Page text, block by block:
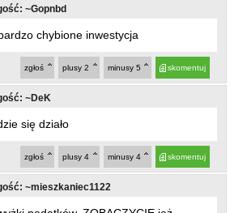
~Gopnbd
chybione inwestycja
skomentuj
minusy 5
plusy 2
zgłoś
~DeK
się działo
skomentuj
minusy 4
plusy 4
zgłoś
~mieszkaniec1122